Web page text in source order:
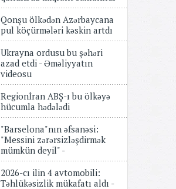
Qonşu ölkədən Azərbaycana
pul köçürmələri kəskin artdı
Ukrayna ordusu bu şəhəri
azad etdi - Əməliyyatın
videosu
Regionİran ABŞ-ı bu ölkəyə
hücumla hədələdi
"Barselona"nın əfsanəsi:
"Messini zərərsizləşdirmək
mümkün deyil" -
2026-cı ilin 4 avtomobili:
Təhlükəsizlik mükafatı aldı -